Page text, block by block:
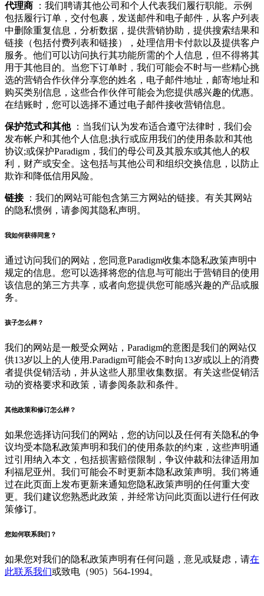
代理商 ：我们聘请其他公司和个人代表我们履行职能。示例
包括履行订单，交付包裹，发送邮件和电子邮件，从客户列表
中删除重复信息，分析数据，提供营销协助，提供搜索结果和
链接（包括付费列表和链接），处理信用卡付款以及提供客户
服务。他们可以访问执行其功能所需的个人信息，但不得将其
用于其他目的。当您下订单时，我们可能会不时与一些精心挑
选的营销合作伙伴分享您的姓名，电子邮件地址，邮寄地址和
购买类别信息，这些合作伙伴可能会为您提供感兴趣的优惠。
在结账时，您可以选择不通过电子邮件接收营销信息。
保护范式和其他：当我们认为发布适合遵守法律时，我们会
发布帐户和其他个人信息;执行或应用我们的使用条款和其他
协议;或保护Paradigm，我们的母公司及其股东或其他人的权
利，财产或安全。这包括与其他公司和组织交换信息，以防止
欺诈和降低信用风险。
链接：我们的网站可能包含第三方网站的链接。有关其网站
的隐私惯例，请参阅其隐私声明。
我如何获得同意？
通过访问我们的网站，您同意Paradigm收集本隐私政策声明中
规定的信息。您可以选择将您的信息与可能出于营销目的使用
该信息的第三方共享，或者向您提供您可能感兴趣的产品或服
务。
孩子怎么样？
我们的网站是一般受众网站，Paradigm的意图是我们的网站仅
供13岁以上的人使用.Paradigm可能会不时向13岁或以上的消费
者提供促销活动，并从这些人那里收集数据。有关这些促销活
动的资格要求和政策，请参阅条款和条件。
其他政策和修订怎么样？
如果您选择访问我们的网站，您的访问以及任何有关隐私的争
议均受本隐私政策声明和我们的使用条款的约束，这些声明通
过引用纳入本文，包括损害赔偿限制，争议仲裁和法律适用加
利福尼亚州。我们可能会不时更新本隐私政策声明。我们将通
过在此页面上发布更新来通知您隐私政策声明的任何重大变
更。我们建议您熟悉此政策，并经常访问此页面以进行任何政
策修订。
您如何联系我们？
如果您对我们的隐私政策声明有任何问题，意见或疑虑，请在
此联系我们或致电（905）564-1994。